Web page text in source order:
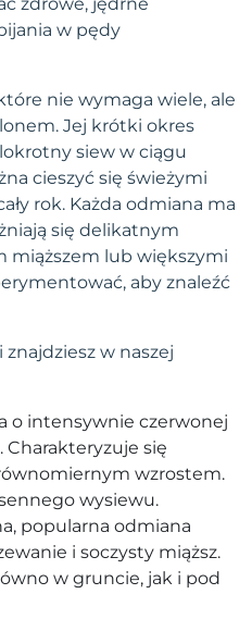
w pędy
nie wymaga wiele, ale
Jej krótki okres
siew w ciągu
cieszyć się świeżymi
rok. Każda odmiana ma
się delikatnym
miąższem lub większymi
aby znaleźć
w naszej
o intensywnie czerwonej
Charakteryzuje się
wzrostem.
wysiewu.
popularna odmiana
i soczysty miąższ.
w gruncie, jak i pod